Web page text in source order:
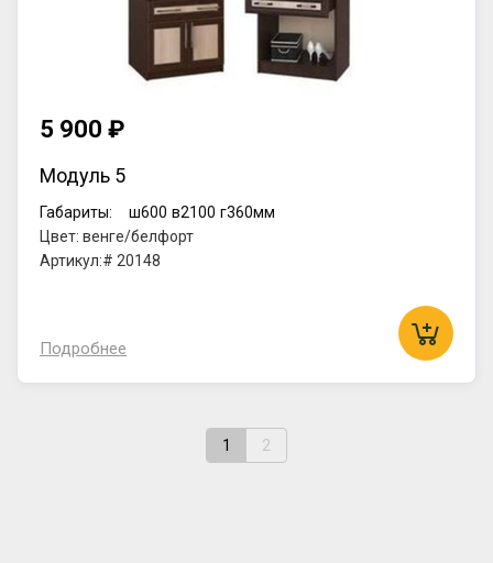
5 900 ₽
Модуль 5
Габариты: ш600 в2100 г360мм
Цвет: венге/белфорт
Артикул:# 20148
Подробнее
1 2